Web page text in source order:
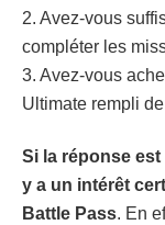
2. Avez-vous
compléter les
3. Avez-vous
Ultimate rempli
Si la réponse
y a un intérêt
Battle Pass. En